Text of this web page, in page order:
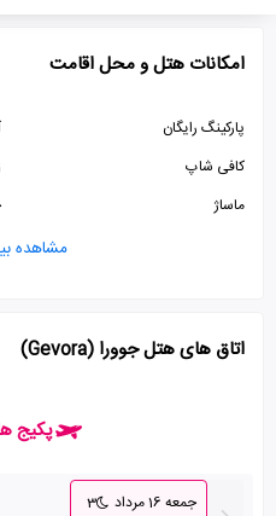
امکانات هتل و محل اقامت
پارکینگ رایگان
کافی شاپ
ماساژ
مشاهده
اتاق های هتل جوورا (Gevora)
پکیج
جمعه 16 مرداد
3